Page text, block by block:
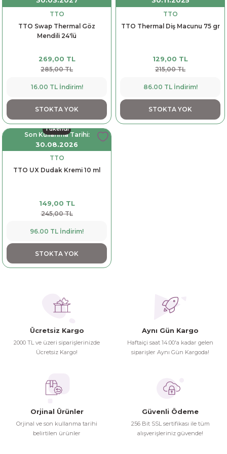
TTO
TTO Swap Thermal Göz
Mendili 24'lü
269,00 TL
285,00 TL
16.00 TL İndirim!
STOKTA YOK
TTO
TTO Thermal Diş Macunu 75 gr
129,00 TL
215,00 TL
86.00 TL İndirim!
STOKTA YOK
Tükendi
Son Kullanma Tarihi:
30.08.2026
TTO
TTO UX Dudak Kremi 10 ml
149,00 TL
245,00 TL
96.00 TL İndirim!
STOKTA YOK
Ücretsiz Kargo
2000 TL ve üzeri siparişlerinizde
Ücretsiz Kargo!
Aynı Gün Kargo
Haftaiçi saat 14:00'a kadar gelen
siparişler Aynı Gün Kargoda!
Orjinal Ürünler
Orjinal ve son kullanma tarihi
belirtilen ürünler
Güvenli Ödeme
256 Bit SSL sertifikası ile tüm
alışverişleriniz güvende!